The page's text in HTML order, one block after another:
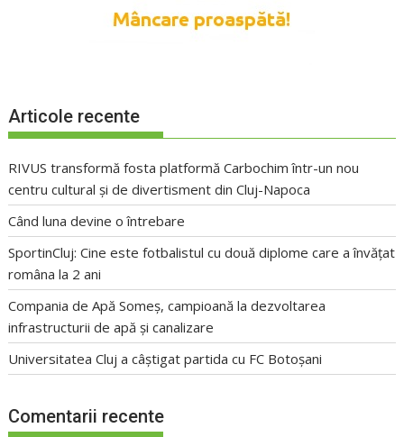
Articole recente
RIVUS transformă fosta platformă Carbochim într-un nou
centru cultural și de divertisment din Cluj-Napoca
Când luna devine o întrebare
SportinCluj: Cine este fotbalistul cu două diplome care a învățat
româna la 2 ani
Compania de Apă Someș, campioană la dezvoltarea
infrastructurii de apă și canalizare
Universitatea Cluj a câștigat partida cu FC Botoșani
Comentarii recente